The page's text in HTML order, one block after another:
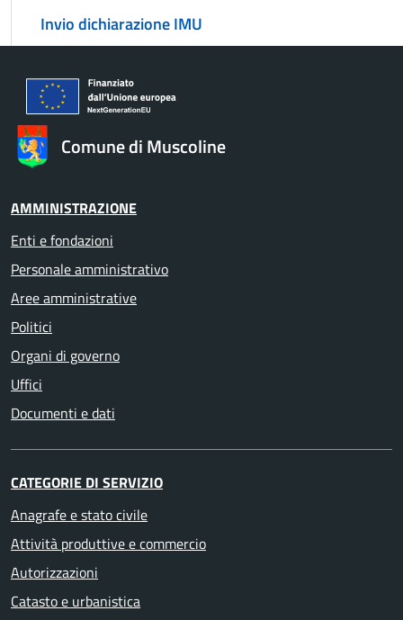
Invio dichiarazione IMU
Comune di Muscoline
AMMINISTRAZIONE
Enti e fondazioni
Personale amministrativo
Aree amministrative
Politici
Organi di governo
Uffici
Documenti e dati
CATEGORIE DI SERVIZIO
Anagrafe e stato civile
Attività produttive e commercio
Autorizzazioni
Catasto e urbanistica